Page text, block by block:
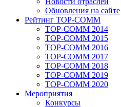
Обновления на сайте
Рейтинг TOP-COMM
TOP-COMM 2014
TOP-COMM 2015
TOP-COMM 2016
TOP-COMM 2017
TOP-COMM 2018
TOP-COMM 2019
TOP-COMM 2020
Мероприятия
Конкурсы